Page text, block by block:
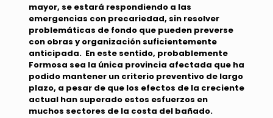
mayor, se estará respondiendo a las
emergencias con precariedad, sin resolver
problemáticas de fondo que pueden preverse
con obras y organización suficientemente
anticipada. En este sentido, probablemente
Formosa sea la única provincia afectada que ha
podido mantener un criterio preventivo de largo
plazo, a pesar de que los efectos de la creciente
actual han superado estos esfuerzos en
muchos sectores de la costa del bañado.